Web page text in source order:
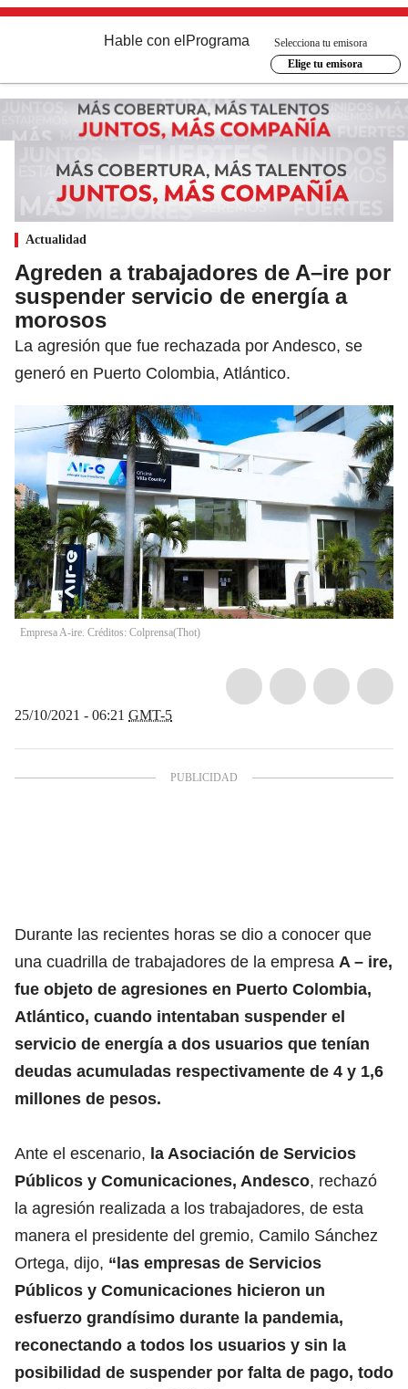
Hable con el Programa
Selecciona tu emisora
Elige tu emisora
Actualidad
Agreden a trabajadores de A–ire por
suspender servicio de energía a
morosos
La agresión que fue rechazada por Andesco, se
generó en Puerto Colombia, Atlántico.
Empresa A-ire. Créditos: Colprensa(Thot)
25/10/2021 - 06:21 GMT-5
Durante las recientes horas se dio a conocer que
una cuadrilla de trabajadores de la empresa A – ire,
fue objeto de agresiones en Puerto Colombia,
Atlántico, cuando intentaban suspender el
servicio de energía a dos usuarios que tenían
deudas acumuladas respectivamente de 4 y 1,6
millones de pesos.
Ante el escenario, la Asociación de Servicios
Públicos y Comunicaciones, Andesco, rechazó
la agresión realizada a los trabajadores, de esta
manera el presidente del gremio, Camilo Sánchez
Ortega, dijo, “las empresas de Servicios
Públicos y Comunicaciones hicieron un
esfuerzo grandísimo durante la pandemia,
reconectando a todos los usuarios y sin la
posibilidad de suspender por falta de pago, todo